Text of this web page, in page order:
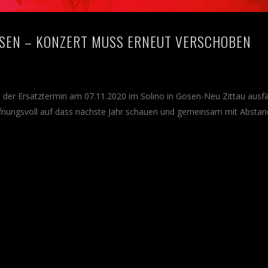
– KONZERT MUSS ERNEUT VERSCHOBEN
Ersatztermin am 07.11.2020 im Solino in Gosen-Neu Zittau
auf dass nächste Jahr schauen und gemeinsam mit